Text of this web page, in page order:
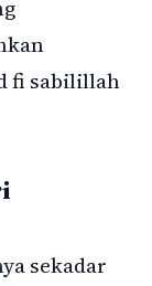
fi sabilillah
sekadar